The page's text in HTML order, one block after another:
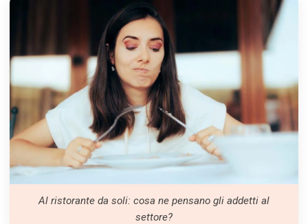
Al ristorante da soli: cosa ne pensano gli addetti al
settore?